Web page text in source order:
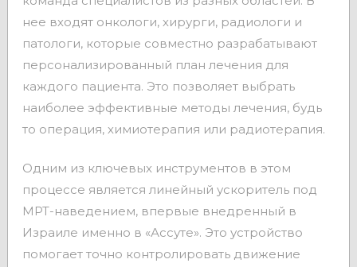
нее входят онкологи, хирурги, радиологи и
патологи, которые совместно разрабатывают
персонализированный план лечения для
каждого пациента. Это позволяет выбрать
наиболее эффективные методы лечения, будь
то операция, химиотерапия или радиотерапия.
Одним из ключевых инструментов в этом
процессе является линейный ускоритель под
МРТ-наведением, впервые внедренный в
Израиле именно в «Ассуте». Это устройство
помогает точно контролировать движение